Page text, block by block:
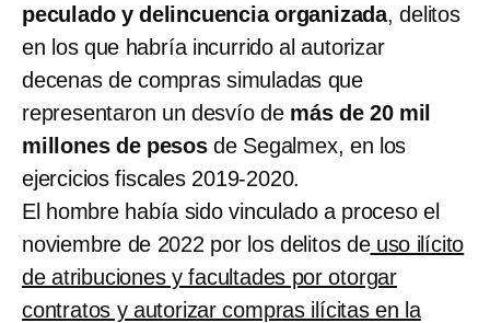
peculado y delincuencia organizada, delitos
en los que habría incurrido al autorizar
decenas de compras simuladas que
representaron un desvío de más de 20 mil
millones de pesosde Segalmex, en los
ejercicios fiscales 2019-2020.
El hombre había sido vinculado a proceso el
noviembre de 2022 por los delitos deuso ilícito
de atribuciones y facultades por otorgar
contratos y autorizar compras ilícitas en la